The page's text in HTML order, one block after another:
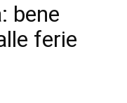
bene
ferie